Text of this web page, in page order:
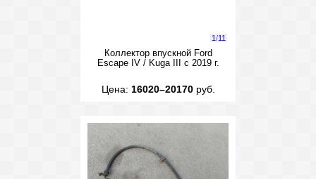
1/11
Коллектор впускной Ford
Escape IV / Kuga III с 2019 г.
Цена: 16020–20170руб.